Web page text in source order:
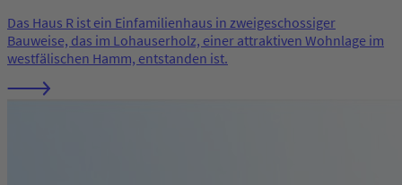
Das Haus R ist ein Einfamilienhaus in zweigeschossiger
Bauweise, das im Lohauserholz, einer attraktiven Wohnlage im
westfälischen Hamm, entstanden ist.